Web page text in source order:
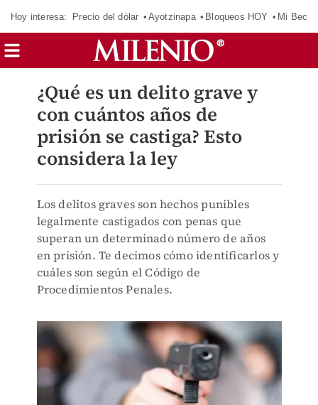
Hoy interesa: Precio del dólar Ayotzinapa Bloqueos HOY Mi Beca
¿Qué es un delito grave y
con cuántos años de
prisión se castiga? Esto
considera la ley
Los delitos graves son hechos punibles
legalmente castigados con penas que
superan un determinado número de años
en prisión. Te decimos cómo identificarlos y
cuáles son según el Código de
Procedimientos Penales.